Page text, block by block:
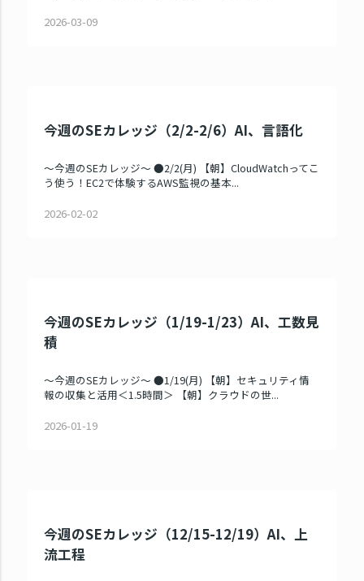
2026-03-09
今週のSEカレッジ（2/2-2/6）AI、言語化
～今週のSEカレッジ～ ●2/2(月) 【朝】CloudWatchってこ
う使う！EC2で体験するAWS監視の基本...
2026-02-02
今週のSEカレッジ（1/19-1/23）AI、工数見
積
～今週のSEカレッジ～ ●1/19(月) 【朝】セキュリティ情
報の収集と活用＜1.5時間＞ 【朝】クラウドの世...
2026-01-19
今週のSEカレッジ（12/15-12/19）AI、上
流工程